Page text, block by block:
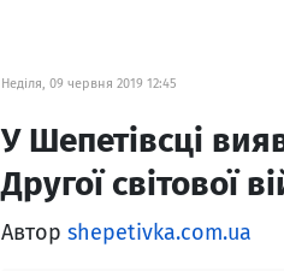
Неділя, 09 червня 2019 12:45
У Шепетівсці
Другої світової
Автор shepetivka.com.ua